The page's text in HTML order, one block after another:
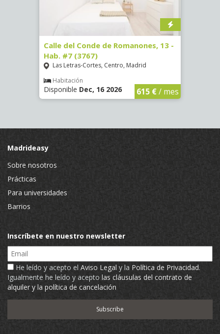
Calle del Conde de Romanones, 13 -
Hab. #7 (3767)
Las Letras-Cortes, Centro, Madrid
Habitación
Disponible Dec, 16 2026 615 €/ mes
Madrideasy
Sobre nosotros
Prácticas
Para universidades
Barrios
Inscríbete en nuestro newsletter
Email
He leído y acepto el Aviso Legal y la Política de Privacidad.
Igualmente he leído y acepto las cláusulas del contrato de
alquiler y la política de cancelación